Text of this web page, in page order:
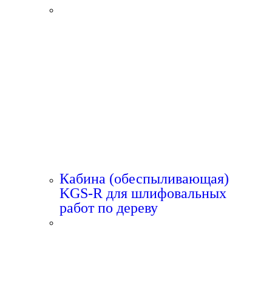
Кабина (обеспыливающая)
KGS-R для шлифовальных
работ по дереву